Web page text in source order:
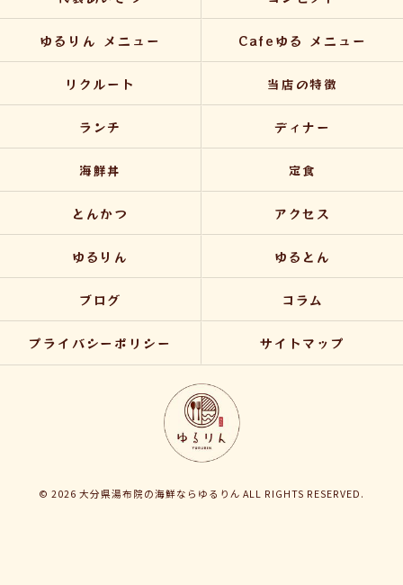
ゆるりん メニュー Cafeゆる メニュー
リクルート 当店の特徴
ランチ ディナー
海鮮丼 定食
とんかつ アクセス
ゆるりん ゆるとん
ブログ コラム
プライバシーポリシー サイトマップ
© 2026 大分県湯布院の海鮮ならゆるりん ALL RIGHTS RESERVED.